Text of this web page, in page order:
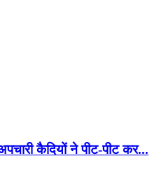
कैदियों ने पीट-पीट कर...